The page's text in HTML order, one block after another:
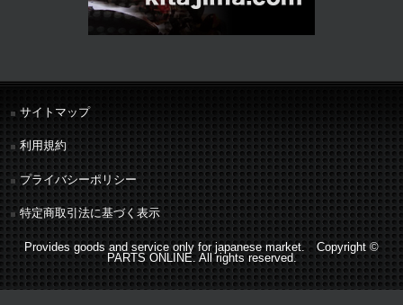
サイトマップ
利用規約
プライバシーポリシー
特定商取引法に基づく表示
Provides goods and service only for japanese market. Copyright ©
PARTS ONLINE. All rights reserved.